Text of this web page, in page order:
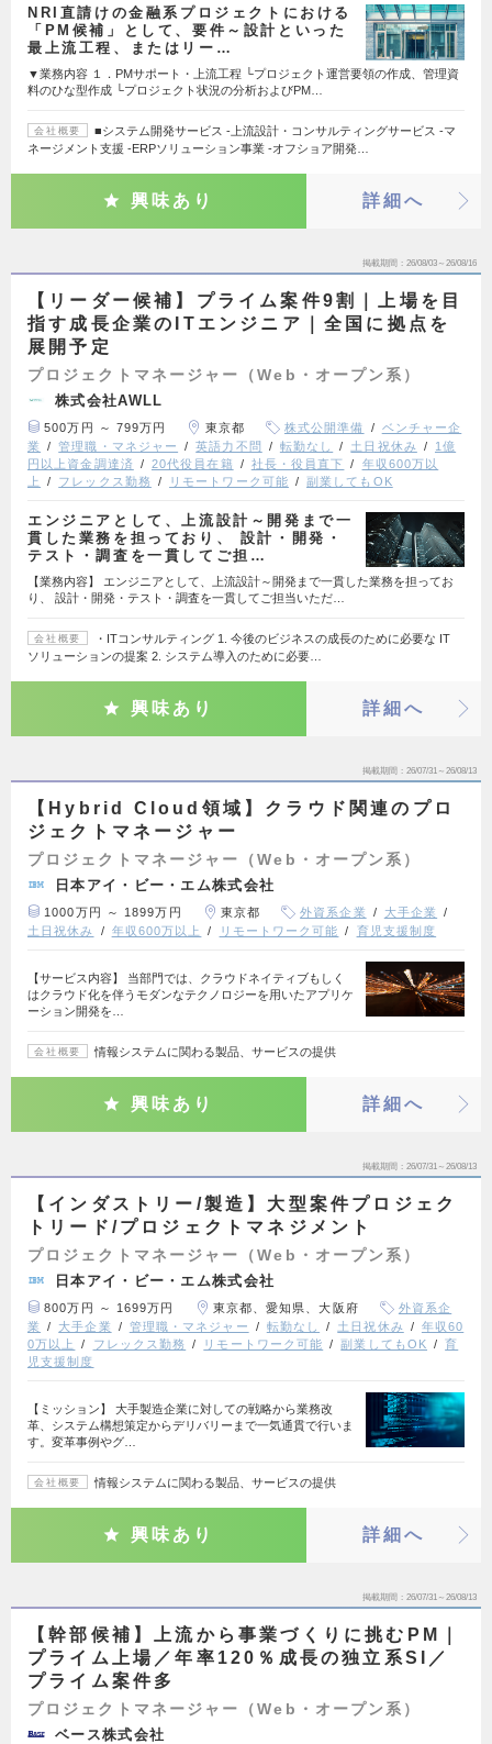
NRI直請けの金融系プロジェクトにおける
「PM候補」として、要件～設計といった
最上流工程、またはリー…
▼業務内容 １．PMサポート・上流工程 └プロジェクト運営要領の作成、管理資
料のひな型作成 └プロジェクト状況の分析およびPM…
会社概要
■システム開発サービス -上流設計・コンサルティングサービス -マ
ネージメント支援 -ERPソリューション事業 -オフショア開発…
興味あり 詳細へ
掲載期間 26/08/03～26/08/16
【リーダー候補】プライム案件9割｜上場を目
指す成長企業のITエンジニア｜全国に拠点を
展開予定
プロジェクトマネージャー（Web・オープン系）
株式会社AWLL
500万円 ～ 799万円 東京都 株式公開準備
ベンチャー企
業
管理職・マネジャー 英語力不問 転勤なし 土日祝休み
1億
円以上資金調達済
20代役員在籍 社長・役員直下
年収600万以
上
フレックス勤務 リモートワーク可能 副業してもOK
エンジニアとして、上流設計～開発まで一
貫した業務を担っており、 設計・開発・
テスト・調査を一貫してご担…
【業務内容】 エンジニアとして、上流設計～開発まで一貫した業務を担ってお
り、 設計・開発・テスト・調査を一貫してご担当いただ…
会社概要
・ITコンサルティング 1. 今後のビジネスの成長のために必要な IT
ソリューションの提案 2. システム導入のために必要…
興味あり 詳細へ
掲載期間 26/07/31～26/08/13
【Hybrid Cloud領域】クラウド関連のプロ
ジェクトマネージャー
プロジェクトマネージャー（Web・オープン系）
日本アイ・ビー・エム株式会社
1000万円 ～ 1899万円 東京都 外資系企業
大手企業
土日祝休み
年収600万以上 リモートワーク可能 育児支援制度
【サービス内容】 当部門では、クラウドネイティブもしく
はクラウド化を伴うモダンなテクノロジーを用いたアプリケ
ーション開発を…
会社概要 情報システムに関わる製品、サービスの提供
興味あり 詳細へ
掲載期間 26/07/31～26/08/13
【インダストリー/製造】大型案件プロジェク
トリード/プロジェクトマネジメント
プロジェクトマネージャー（Web・オープン系）
日本アイ・ビー・エム株式会社
800万円 ～ 1699万円 東京都、愛知県、大阪府
外資系企
業
大手企業 管理職・マネジャー 転勤なし 土日祝休み
年収60
0万以上
フレックス勤務 リモートワーク可能 副業してもOK
育
児支援制度
【ミッション】 大手製造企業に対しての戦略から業務改
革、システム構想策定からデリバリーまで一気通貫で行いま
す。変革事例やグ…
会社概要 情報システムに関わる製品、サービスの提供
興味あり 詳細へ
掲載期間 26/07/31～26/08/13
【幹部候補】上流から事業づくりに挑むPM｜
プライム上場／年率120％成長の独立系SI／
プライム案件多
プロジェクトマネージャー（Web・オープン系）
ベース株式会社